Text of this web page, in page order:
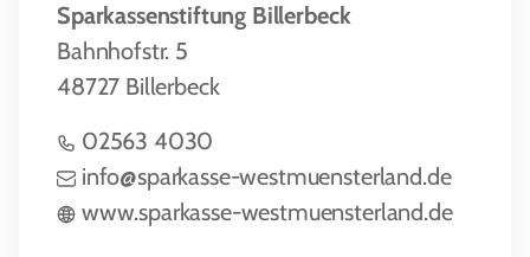
Sparkassenstiftung Billerbeck
Bahnhofstr. 5
48727 Billerbeck
02563 4030
info@sparkasse-westmuensterland.de
www.sparkasse-westmuensterland.de